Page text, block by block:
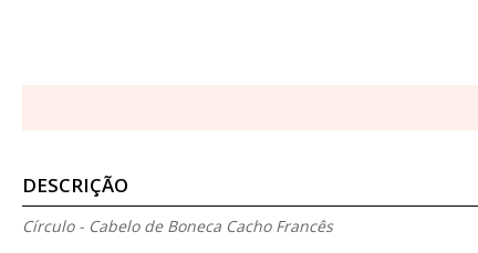
DESCRIÇÃO
Círculo - Cabelo de Boneca Cacho Francês